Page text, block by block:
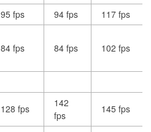
95 fps 94 fps
117 fps
84 fps 84 fps 102 fps
128 fps
142
fps
145 fps